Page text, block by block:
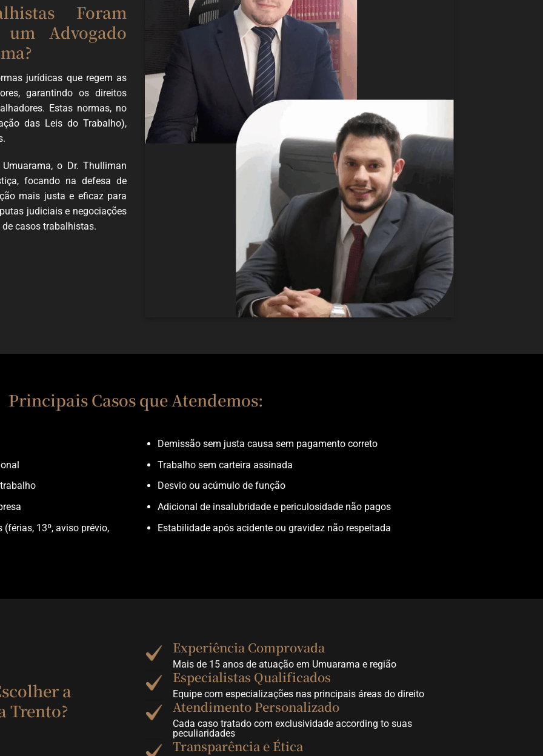
Foram
Advogado
jurídicas que regem as
garantindo os direitos
Estas normas, no
das Leis do Trabalho),
o Dr. Thulliman
focando na defesa de
mais justa e eficaz para
judiciais e negociações
casos trabalhistas.
Principais Casos que Atendemos:
13º, aviso prévio,
Demissão sem justa causa sem pagamento correto
Trabalho sem carteira assinada
Desvio ou acúmulo de função
Adicional de insalubridade e periculosidade não pagos
Estabilidade após acidente ou gravidez não respeitada
a
Trento?
Experiência Comprovada
Mais de 15 anos de atuação em Umuarama e região
Especialistas Qualificados
Equipe com especializações nas principais áreas do direito
Atendimento Personalizado
Cada caso tratado com exclusividade according to suas
peculiaridades
Transparência e Ética